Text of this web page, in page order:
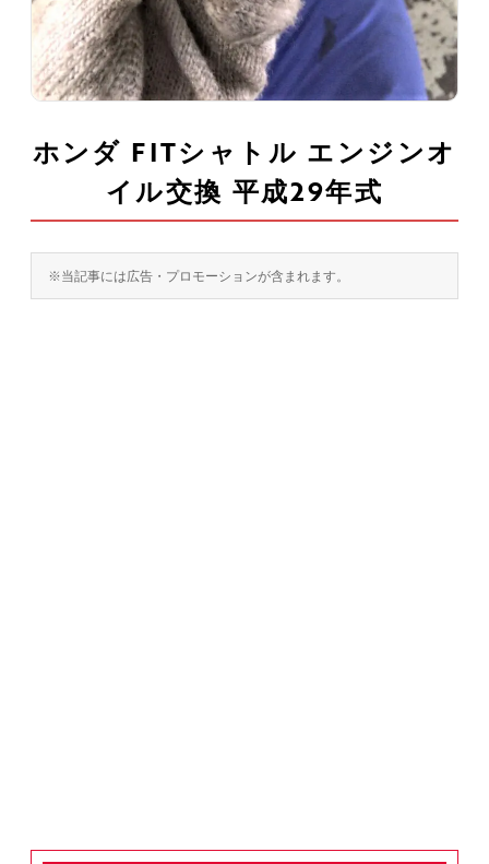
ホンダ FITシャトル エンジンオ
イル交換 平成29年式
※当記事には広告・プロモーションが含まれます。